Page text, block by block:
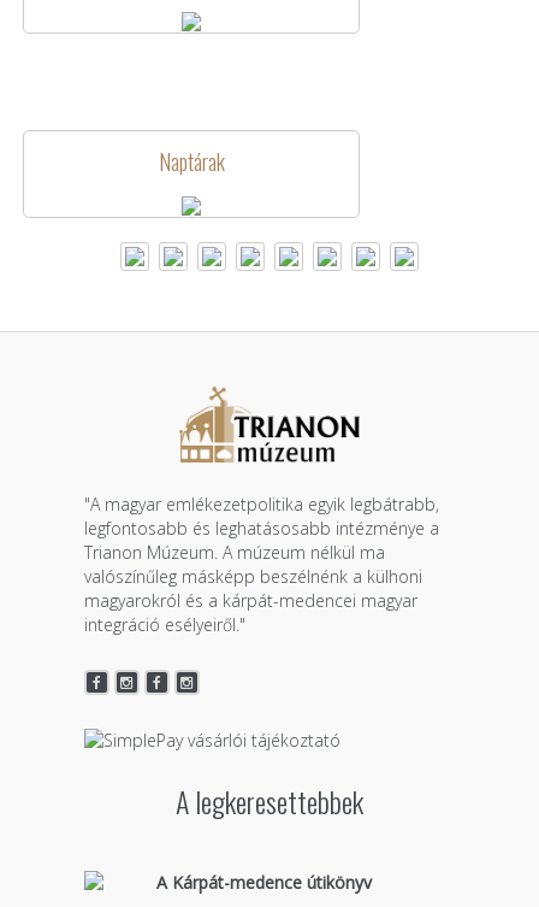
Naptárak
"A magyar emlékezetpolitika egyik legbátrabb,
legfontosabb és leghatásosabb intézménye a
Trianon Múzeum. A múzeum nélkül ma
valószínűleg másképp beszélnénk a külhoni
magyarokról és a kárpát-medencei magyar
integráció esélyeiről."
A legkeresettebbek
A Kárpát-medence útikönyv